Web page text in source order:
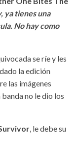
ya tienes una
No hay como
se ríe y les
la edición
las imágenes
banda no le dio los
, le debe su